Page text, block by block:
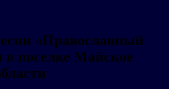
«Православный
поселке Майское